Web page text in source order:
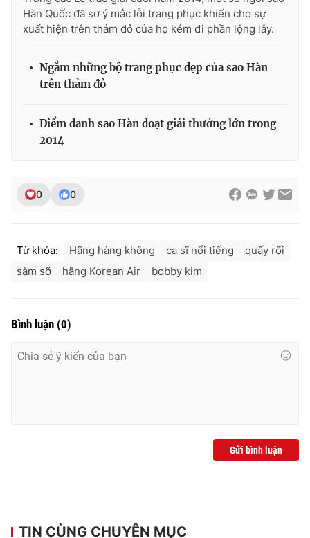
THỜI BÁO VTV
Cơ quan báo chí:
Tổng Biên tập:Vũ Thanh Thủy
Phó Tổng Biên tập:
Nguyễn Thị Mỹ Hạnh, Phạm Quốc Thắng,
Nguyễn Trọng Ninh
Ðiện thoại Thời báo VTV:
Liên hệ quảng cáo:024-7300.7108
Hàn Quốc đã sơ ý mắc lỗi trang phục khiến cho sự
xuất hiện trên thảm đỏ của họ kém đi phần lộng lẫy.
Ngắm những bộ trang phục đẹp của sao Hàn
trên thảm đỏ
Điểm danh sao Hàn đoạt giải thưởng lớn trong
2014
0 0
Từ khóa: Hãng hàng không ca sĩ nổi tiếng
quấy rối
sàm sỡ
hãng Korean Air bobby kim
Bình luận (0)
Gửi bình luận
TIN CÙNG CHUYÊN MỤC